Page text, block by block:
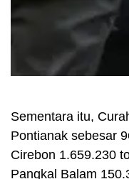
Sementara itu,
Pontianak sebesar
Cirebon 1.659.230
Pangkal Balam